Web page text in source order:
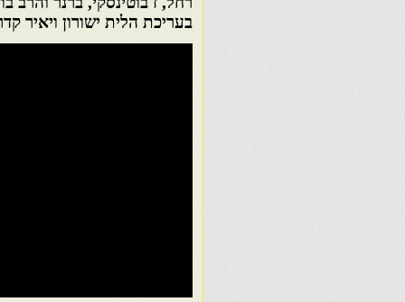
בעריכת הלית ישורון ויאיר